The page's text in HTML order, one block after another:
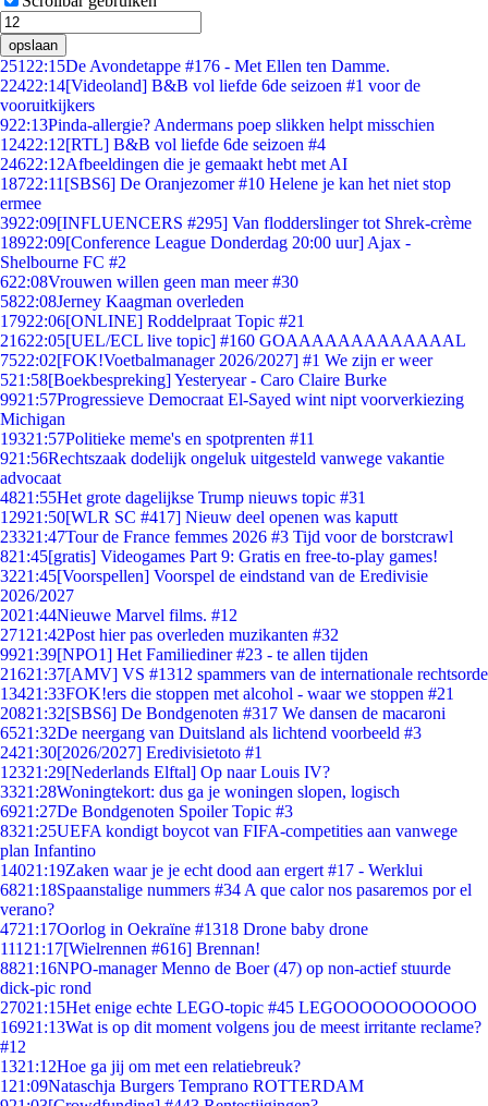
opslaan
251 22:15De Avondetappe #176 - Met Ellen ten Damme.
22422:14[Videoland] B&B vol liefde 6de seizoen #1 voor de
vooruitkijkers
922:13Pinda-allergie? Andermans poep slikken helpt misschien
12422:12[RTL] B&B vol liefde 6de seizoen #4
24622:12Afbeeldingen die je gemaakt hebt met AI
18722:11 [SBS6] De Oranjezomer #10 Helene je kan het niet stop
ermee
3922:09[INFLUENCERS #295] Van flodderslinger tot Shrek-crème
18922:09[Conference League Donderdag 20:00 uur] Ajax -
Shelbourne FC #2
622:08Vrouwen willen geen man meer #30
5822:08Jerney Kaagman overleden
17922:06[ONLINE] Roddelpraat Topic #21
21622:05[UEL/ECL live topic] #160 GOAAAAAAAAAAAAAL
7522:02[FOK!Voetbalmanager 2026/2027] #1 We zijn er weer
521:58[Boekbespreking] Yesteryear - Caro Claire Burke
9921:57Progressieve Democraat El-Sayed wint nipt voorverkiezing
Michigan
19321:57Politieke meme's en spotprenten #11
921:56Rechtszaak dodelijk ongeluk uitgesteld vanwege vakantie
advocaat
4821:55Het grote dagelijkse Trump nieuws topic #31
12921:50[WLR SC #417] Nieuw deel openen was kaputt
23321:47Tour de France femmes 2026 #3 Tijd voor de borstcrawl
821:45[gratis] Videogames Part 9: Gratis en free-to-play games!
3221:45[Voorspellen] Voorspel de eindstand van de Eredivisie
2026/2027
2021:44Nieuwe Marvel films. #12
271 21:42Post hier pas overleden muzikanten #32
9921:39[NPO1] Het Familiediner #23 - te allen tijden
21621:37[AMV] VS #1312 spammers van de internationale rechtsorde
13421:33FOK!ers die stoppen met alcohol - waar we stoppen #21
20821:32[SBS6] De Bondgenoten #317 We dansen de macaroni
6521:32De neergang van Duitsland als lichtend voorbeeld #3
2421:30[2026/2027] Eredivisietoto #1
12321:29[Nederlands Elftal] Op naar Louis IV?
3321:28Woningtekort: dus ga je woningen slopen, logisch
6921:27De Bondgenoten Spoiler Topic #3
8321:25UEFA kondigt boycot van FIFA-competities aan vanwege
plan Infantino
14021:19Zaken waar je je echt dood aan ergert #17 - Werklui
6821:18Spaanstalige nummers #34 A que calor nos pasaremos por el
verano?
4721:17Oorlog in Oekraïne #1318 Drone baby drone
111 21:17[Wielrennen #616] Brennan!
8821:16NPO-manager Menno de Boer (47) op non-actief stuurde
dick-pic rond
27021:15Het enige echte LEGO-topic #45 LEGOOOOOOOOOOO
16921:13Wat is op dit moment volgens jou de meest irritante reclame?
#12
1321:12Hoe ga jij om met een relatiebreuk?
1 21:09Nataschja Burgers Temprano ROTTERDAM